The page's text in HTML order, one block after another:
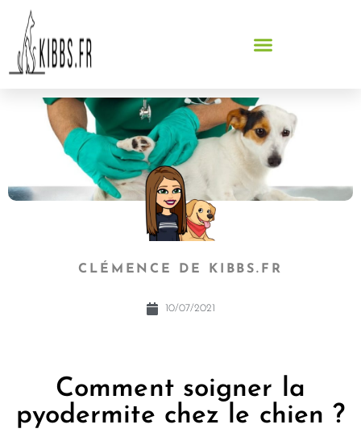
CLÉMENCE DE KIBBS.FR
10/07/2021
Comment soigner la
pyodermite chez le chien ?